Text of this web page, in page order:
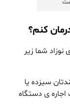
کنم؟
شما زیر
سیزده یا
ی دستگاه